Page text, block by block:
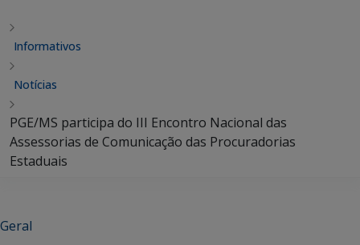
Informativos
Notícias
PGE/MS participa do III Encontro Nacional das
Assessorias de Comunicação das Procuradorias
Estaduais
Geral